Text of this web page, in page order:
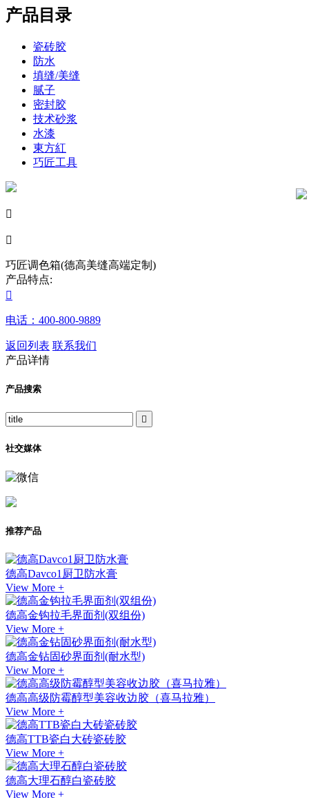
产品目录
瓷砖胶
防水
填缝/美缝
腻子
密封胶
技术砂浆
水漆
東方紅
巧匠工具


巧匠调色箱(德高美缝高端定制)
产品特点:

电话：400-800-9889
返回列表 联系我们
产品详情
产品搜索

社交媒体
推荐产品
德高Davco1厨卫防水膏
View More +
德高金钩拉毛界面剂(双组份)
View More +
德高金钻固砂界面剂(耐水型)
View More +
德高高级防霉醇型美容收边胶（喜马拉雅）
View More +
德高TTB瓷白大砖瓷砖胶
View More +
德高大理石醇白瓷砖胶
View More +